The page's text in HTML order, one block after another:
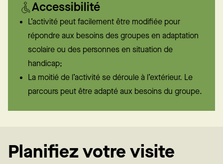
Accessibilité
L’activité peut facilement être modifiée pour
répondre aux besoins des groupes en adaptation
scolaire ou des personnes en situation de
handicap;
La moitié de l’activité se déroule à l’extérieur. Le
parcours peut être adapté aux besoins du groupe.
Planifiez votre visite